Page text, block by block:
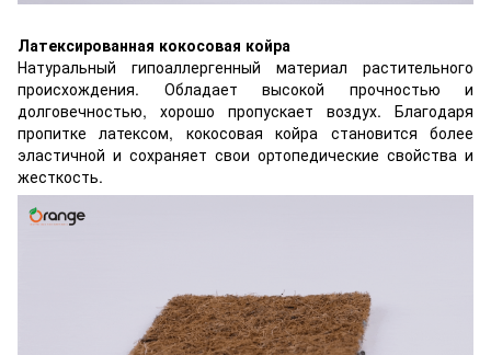
Латексированная кокосовая койра
Натуральный гипоаллергенный материал растительного
происхождения. Обладает высокой прочностью и
долговечностью, хорошо пропускает воздух. Благодаря
пропитке латексом, кокосовая койра становится более
эластичной и сохраняет свои ортопедические свойства и
жесткость.